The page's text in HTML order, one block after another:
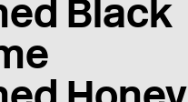
Black